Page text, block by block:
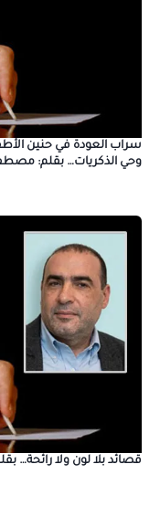
سراب العودة في حنين
وحي الذكريات… بقلم:
قصائد بلا لون ولا رائحة…